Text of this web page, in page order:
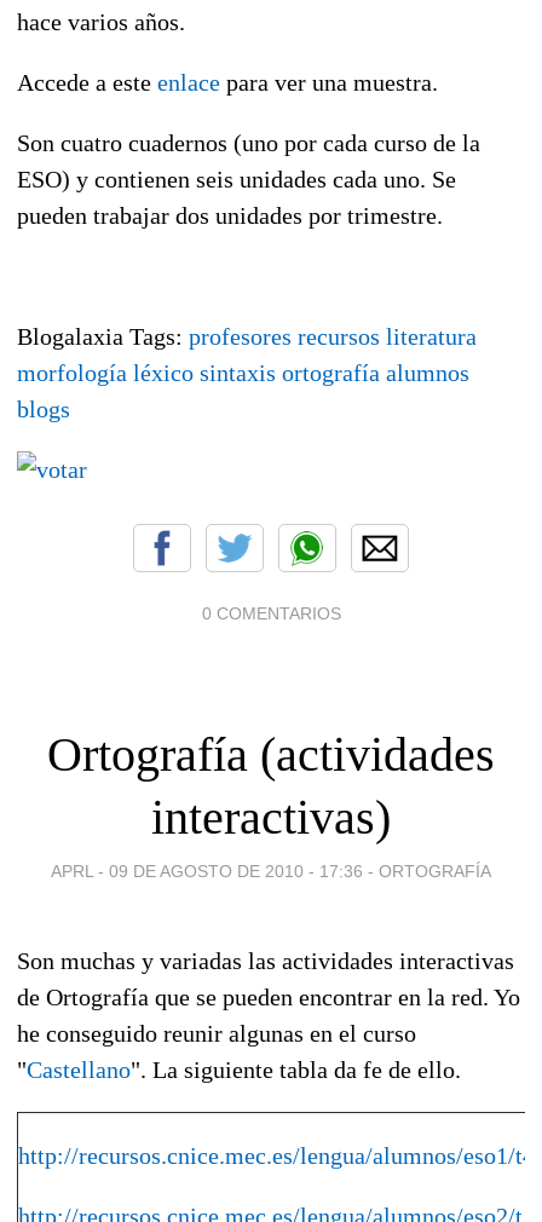
hace varios años.
Accede a este enlace para ver una muestra.
Son cuatro cuadernos (uno por cada curso de la
ESO) y contienen seis unidades cada uno. Se
pueden trabajar dos unidades por trimestre.
Blogalaxia Tags: profesores recursos literatura
morfología léxico sintaxis ortografía alumnos
blogs
0 COMENTARIOS
Ortografía (actividades
interactivas)
APRL - 09 DE AGOSTO DE 2010 - 17:36 - ORTOGRAFÍA
Son muchas y variadas las actividades interactivas
de Ortografía que se pueden encontrar en la red. Yo
he conseguido reunir algunas en el curso
"Castellano". La siguiente tabla da fe de ello.
http://recursos.cnice.mec.es/lengua/alumnos/eso1/
http://recursos.cnice.mec.es/lengua/alumnos/eso2/